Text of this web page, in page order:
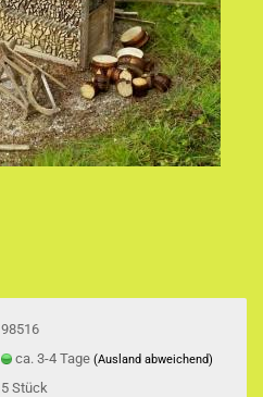
98516
ca. 3-4 Tage (Ausland abweichend)
5 Stück